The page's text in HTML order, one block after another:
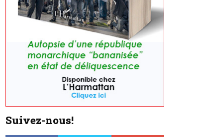
Suivez-nous!